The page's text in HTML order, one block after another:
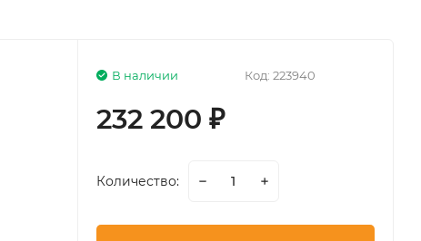
Код: 223940
В наличии
232 200 ₽
Количество: